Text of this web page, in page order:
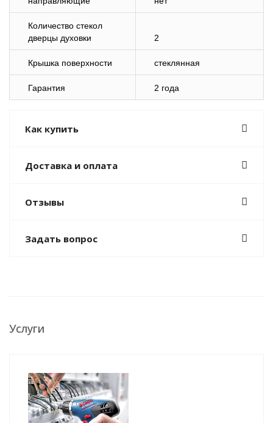
Количество стекол
дверцы духовки
2
Крышка поверхности стеклянная
Гарантия 2 года
Как купить
Доставка и оплата
Отзывы
Задать вопрос
Услуги